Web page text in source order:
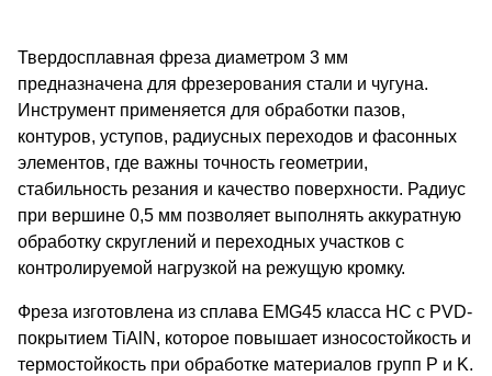
Твердосплавная фреза диаметром 3 мм
предназначена для фрезерования стали и чугуна.
Инструмент применяется для обработки пазов,
контуров, уступов, радиусных переходов и фасонных
элементов, где важны точность геометрии,
стабильность резания и качество поверхности. Радиус
при вершине 0,5 мм позволяет выполнять аккуратную
обработку скруглений и переходных участков с
контролируемой нагрузкой на режущую кромку.
Фреза изготовлена из сплава EMG45 класса HC с PVD-
покрытием TiAlN, которое повышает износостойкость и
термостойкость при обработке материалов групп P и K.